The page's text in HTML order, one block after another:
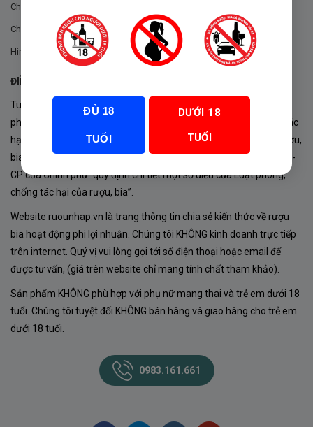
Chính sách đổi trả
Chính sách mua hàng
Hình thức thanh toán
ĐIỀU KHOẢN VÀ CHÍNH SÁCH
Tuân thủ Nghị định 105/2017/NĐ-CP ngày 14/9/2017 của Chính
phủ về sản xuất, kinh doanh rượu. Tuân thủ Luật “phòng chống tác
hại của rượu, bia” số 44/2019/QH14-Điều 16 về “điều kiện bán rượu,
bia theo hình thức thương mại điện tử”; Nghị định số 24/2020/NĐ-
CP của Chính phủ “quy định chi tiết một số điều của Luật phòng,
chống tác hại của rượu, bia”.
Website ruounhap.vn là trang thông tin chia sẻ kiến thức về rượu
bia hoạt động phi lợi nhuận. Chúng tôi KHÔNG kinh doanh trực tiếp
trên internet. Quý vị vui lòng gọi tới số điện thoại hoặc email để
được tư vấn, (giá trên website chỉ mang tính chất tham khảo).
Sản phẩm KHÔNG phù hợp với phụ nữ mang thai và trẻ em dưới 18
tuổi. Chúng tôi tuyệt đối KHÔNG bán hàng và giao hàng cho trẻ em
dưới 18 tuổi.
0983.161.661
ĐỦ 18
TUỔI
DƯỚI 18
TUỔI